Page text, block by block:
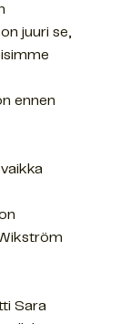
juuri se,
ennen
Sara